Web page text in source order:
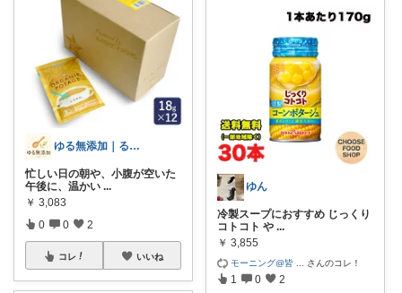
ゆる無添加｜るうま
忙しい日の朝や、小腹が空いた
午後に、温かい ...
￥ 3,083
0 0 2
コレ いいね
ゆん
冷製スープにおすすめ じっくり
コトコト や ...
￥ 3,855
モーニング@皆 さんのコレ！
1 0 2